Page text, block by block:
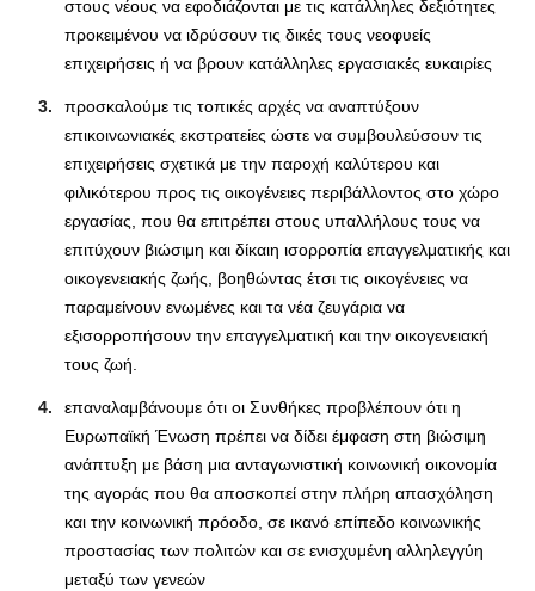
στους νέους να εφοδιάζονται με τις κατάλληλες δεξιότητες
προκειμένου να ιδρύσουν τις δικές τους νεοφυείς
επιχειρήσεις ή να βρουν κατάλληλες εργασιακές ευκαιρίες
προσκαλούμε τις τοπικές αρχές να αναπτύξουν
επικοινωνιακές εκστρατείες ώστε να συμβουλεύσουν τις
επιχειρήσεις σχετικά με την παροχή καλύτερου και
φιλικότερου προς τις οικογένειες περιβάλλοντος στο χώρο
εργασίας, που θα επιτρέπει στους υπαλλήλους τους να
επιτύχουν βιώσιμη και δίκαιη ισορροπία επαγγελματικής και
οικογενειακής ζωής, βοηθώντας έτσι τις οικογένειες να
παραμείνουν ενωμένες και τα νέα ζευγάρια να
εξισορροπήσουν την επαγγελματική και την οικογενειακή
τους ζωή.
επαναλαμβάνουμε ότι οι Συνθήκες προβλέπουν ότι η
Ευρωπαϊκή Ένωση πρέπει να δίδει έμφαση στη βιώσιμη
ανάπτυξη με βάση μια ανταγωνιστική κοινωνική οικονομία
της αγοράς που θα αποσκοπεί στην πλήρη απασχόληση
και την κοινωνική πρόοδο, σε ικανό επίπεδο κοινωνικής
προστασίας των πολιτών και σε ενισχυμένη αλληλεγγύη
μεταξύ των γενεών